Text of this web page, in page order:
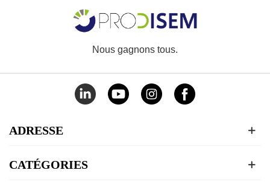
Nous gagnons tous.
ADRESSE
CATÉGORIES